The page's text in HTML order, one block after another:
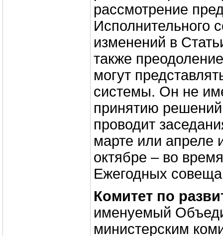
рассмотрение
Исполнительного
изменений в
также
могут
системы. Он не
принятию
проводит
марте или апреле
октябре – во
Ежегодных
Комитет по
именуемый
министерским